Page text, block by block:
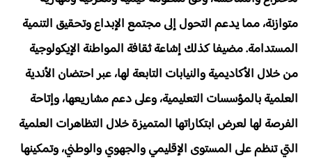
متوازنة، مما يدعم التحول إلى مجتمع الإبداع وتحقيق التنمية
المستدامة. مضيفا كذلك إشاعة ثقافة المواطنة الإيكولوجية
من خلال الأكاديمية والنيابات التابعة لها، عبر احتضان الأندية
العلمية بالمؤسسات التعليمية، وعلى دعم مشاريعها، وإتاحة
الفرصة لها لعرض ابتكاراتها المتميزة خلال التظاهرات العلمية
التي تنظم على المستوى الإقليمي والجهوي والوطني، وتمكينها